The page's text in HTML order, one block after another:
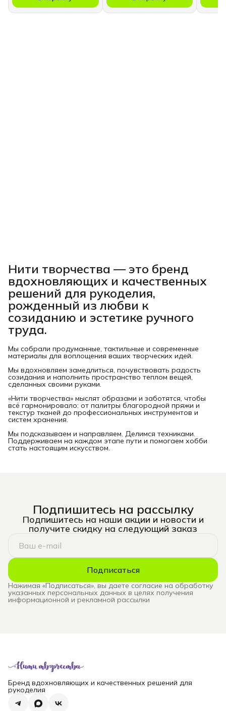
Нити творчества — это бренд
вдохновляющих и качественных
решений для рукоделия,
рожденный из любви к
созиданию и эстетике ручного
труда.
Мы собрали продуманные, тактильные и современные
материалы для воплощения ваших творческих идей.
Мы вдохновляем замедлиться, почувствовать радость
созидания и наполнить пространство теплом вещей,
сделанных своими руками.
«Нити творчества» мыслят образами и заботятся, чтобы
всё гармонировало: от палитры благородной пряжи и
текстур тканей до профессиональных инструментов и
систем хранения.
Мы подсказываем и направляем. Делимся техниками.
Поддерживаем на каждом этапе пути и помогаем хобби
стать настоящим искусством.
Подпишитесь на рассылку
Подпишитесь на наши акции и новости и
получите скидку на следующий заказ
Подписаться
Нажимая «Подписаться», вы даете согласие на обработку
указанных персональных данных в целях получения
информационной и рекламной рассылки
Бренд вдохновляющих и качественных решений для
рукоделия